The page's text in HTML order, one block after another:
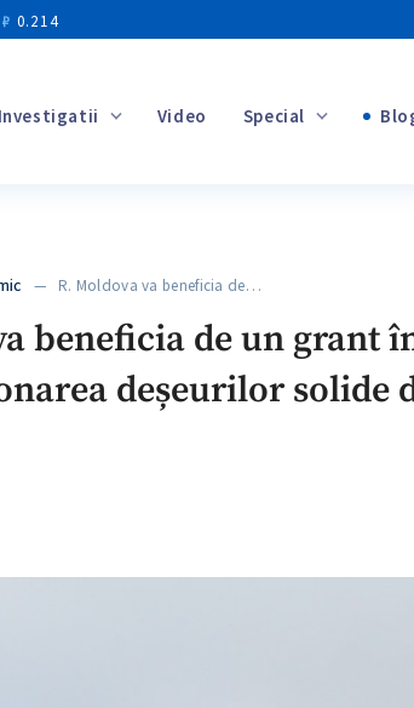
₽ 0.214
Investigatii Video Special
— R. Moldova va beneficia de…
beneficia de un grant
deșeurilor solide